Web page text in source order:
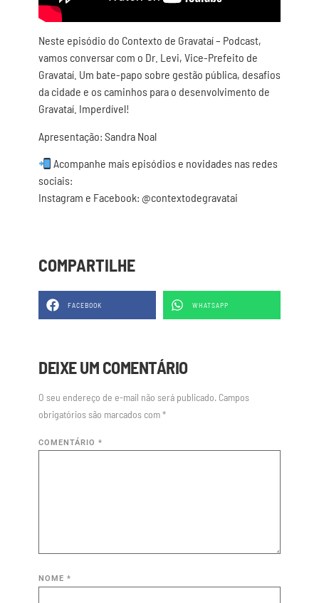
Neste episódio do Contexto de Gravataí – Podcast,
vamos conversar com o Dr. Levi, Vice-Prefeito de
Gravataí. Um bate-papo sobre gestão pública, desafios
da cidade e os caminhos para o desenvolvimento de
Gravataí. Imperdível!
Apresentação: Sandra Noal
Acompanhe mais episódios e novidades nas redes
sociais:
Instagram e Facebook: @contextodegravatai
COMPARTILHE
FACEBOOK WHATSAPP
DEIXE UM COMENTÁRIO
O seu endereço de e-mail não será publicado. Campos
obrigatórios são marcados com*
COMENTÁRIO *
NOME *